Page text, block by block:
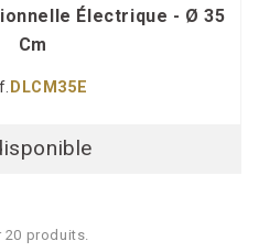
Électrique - Ø 35
Cm
DLCM35E
20 produits.